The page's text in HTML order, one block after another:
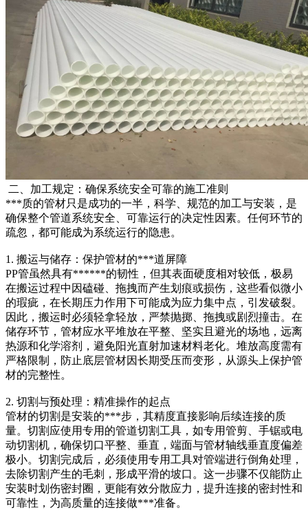
二、加工规定：确保系统安全可靠的施工准则
***质的管材只是成功的一半，科学、规范的加工与安装，是
确保整个管道系统安全、可靠运行的决定性因素。任何环节的
疏忽，都可能成为系统运行的隐患。
1. 搬运与储存：保护管材的***道屏障
PP管虽然具有******的韧性，但其表面硬度相对较低，极易
在搬运过程中因磕碰、拖拽而产生划痕或损伤，这些看似微小
的瑕疵，在长期压力作用下可能成为应力集中点，引发破裂。
因此，搬运时必须轻拿轻放，严禁抛掷、拖拽或剧烈撞击。在
储存环节，管材应水平堆放在平整、坚实且避光的场地，远离
热源和化学溶剂，避免阳光直射加速材料老化。堆放高度需有
严格限制，防止底层管材因长期受压而变形，从源头上保护管
材的完整性。
2. 切割与预处理：精准操作的起点
管材的切割是安装的***步，其精度直接影响后续连接的质
量。切割应使用专用的管道切割工具，如专用管剪、手锯或电
动切割机，确保切口平整、垂直，端面与管材轴线垂直度偏差
极小。切割完成后，必须使用专用工具对管端进行倒角处理，
去除切割产生的毛刺，形成平滑的坡口。这一步骤不仅能防止
安装时划伤密封圈，更能有效分散应力，提升连接的密封性和
可靠性，为高质量的连接做***准备。